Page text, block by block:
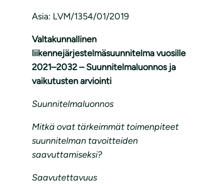
Asia: LVM/1354/01/2019
Valtakunnallinen
liikennejärjestelmäsuunnitelma vuosille
2021–2032 – Suunnitelmaluonnos ja
vaikutusten arviointi
Suunnitelmaluonnos
Mitkä ovat tärkeimmät toimenpiteet
suunnitelman tavoitteiden
saavuttamiseksi?
Saavutettavuus